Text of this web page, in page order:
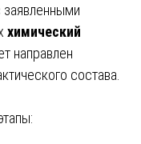
заявленными
химический
направлен
состава.